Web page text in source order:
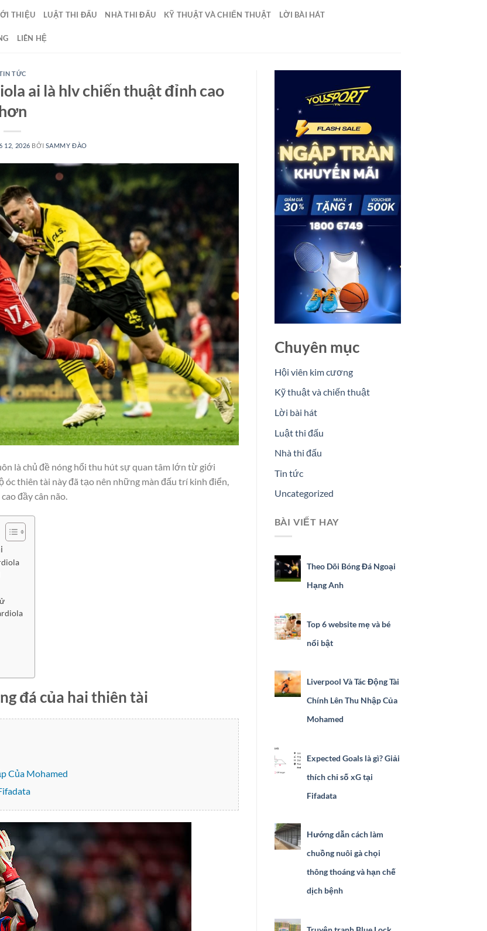
THIỆU LUẬT THI ĐẤU NHÀ THI ĐẤU KỸ THUẬT VÀ CHIẾN THUẬT LỜI BÀI HÁT
LIÊN HỆ
TỨC
ai là hlv chiến thuật đỉnh cao
12, 2026 BỞI SAMMY ĐÀO
là chủ đề nóng hổi thu hút sự quan tâm lớn từ giới
thiên tài này đã tạo nên những màn đấu trí kinh điển,
đầy cân não.
đá của hai thiên tài
Của Mohamed
Chuyên mục
Hội viên kim cương
Kỹ thuật và chiến thuật
Lời bài hát
Luật thi đấu
Nhà thi đấu
Tin tức
Uncategorized
BÀI VIẾT HAY
Theo Dõi Bóng Đá Ngoại
Hạng Anh
Top 6 website mẹ và bé
nổi bật
Liverpool Và Tác Động Tài
Chính Lên Thu Nhập Của
Mohamed
Expected Goals là gì? Giải
thích chỉ số xG tại
Fifadata
Hướng dẫn cách làm
chuồng nuôi gà chọi
thông thoáng và hạn chế
dịch bệnh